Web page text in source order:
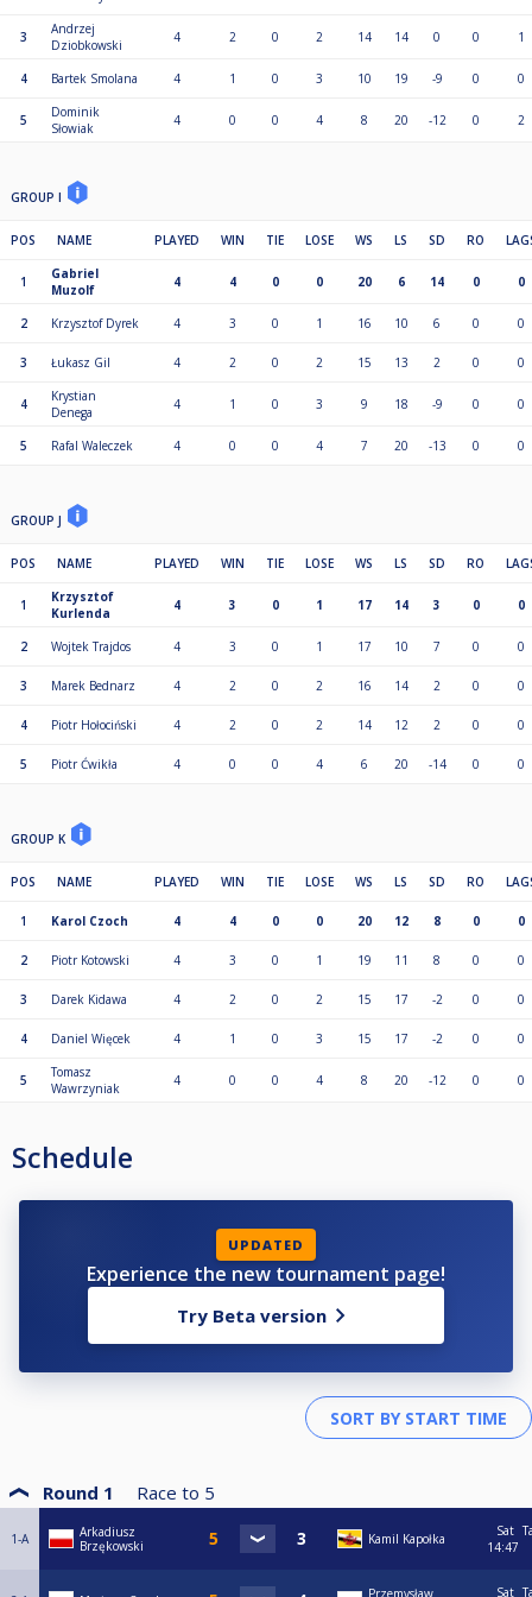
3
Andrzej
Dziobkowski
4 2 0 2 14 14 0 0 1
4 Bartek Smolana 4 1 0 3 10 19 -9 0 0
5
Dominik
Słowiak
4 0 0 4 8 20 -12 0 2
GROUP I
POS NAME PLAYED WIN TIE LOSE WS LS SD RO
1
Gabriel
Muzolf
4 4 0 0 20 6 14 0 0
2 Krzysztof Dyrek 4 3 0 1 16 10 6 0 0
3 Łukasz Gil 4 2 0 2 15 13 2 0 0
4
Krystian
Denega
4 1 0 3 9 18 -9 0 0
5 Rafal Waleczek 4 0 0 4 7 20 -13 0 0
GROUP J
POS NAME PLAYED WIN TIE LOSE WS LS SD RO
1
Krzysztof
Kurlenda
4 3 0 1 17 14 3 0 0
2 Wojtek Trajdos 4 3 0 1 17 10 7 0 0
3 Marek Bednarz 4 2 0 2 16 14 2 0 0
4 Piotr Hołociński 4 2 0 2 14 12 2 0 0
5 Piotr Ćwikła 4 0 0 4 6 20 -14 0 0
GROUP K
POS NAME PLAYED WIN TIE LOSE WS LS SD RO
1 Karol Czoch 4 4 0 0 20 12 8 0 0
2 Piotr Kotowski 4 3 0 1 19 11 8 0 0
3 Darek Kidawa 4 2 0 2 15 17 -2 0 0
4 Daniel Więcek 4 1 0 3 15 17 -2 0 0
5
Tomasz
Wawrzyniak
4 0 0 4 8 20 -12 0 0
Schedule
UPDATED
Experience the new tournament page!
Try Beta version
Round 1 Race to 5
1-A
Arkadiusz
Brzękowski
Kamil Kapołka
Sat
14:47
Przemysław
Sat